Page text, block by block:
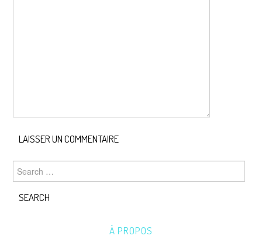
Search for:
À PROPOS